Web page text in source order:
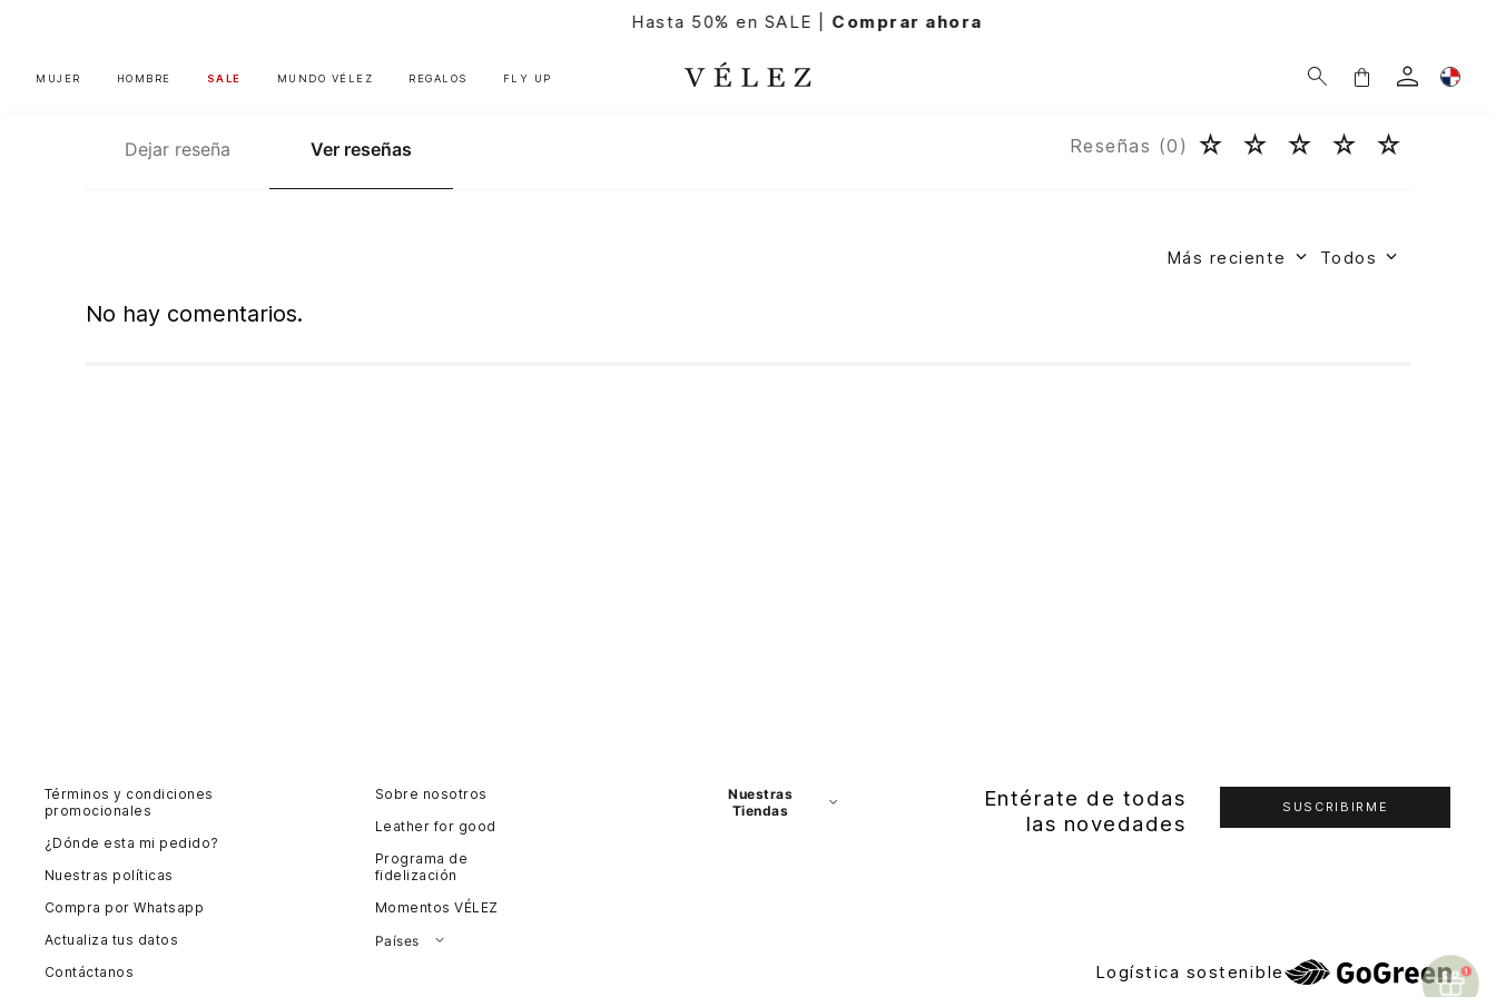
Hasta 50% en SALE |Comprar ahora
MUJER HOMBRE SALE MUNDO VÉLEZ REGALOS FLY UP
Dejar reseña Ver reseñas Reseñas (0 ) ☆ ☆ ☆ ☆ ☆
Más reciente Todos
No hay comentarios.
Entérate de todas
las novedades
SUSCRIBIRME
Términos y condiciones
promocionales
¿Dónde esta mi pedido?
Nuestras políticas
Compra por Whatsapp
Actualiza tus datos
Contáctanos
Sobre nosotros
Leather for good
Programa de
fidelización
Momentos VÉLEZ
Países
Nuestras
Tiendas
Logística sostenible